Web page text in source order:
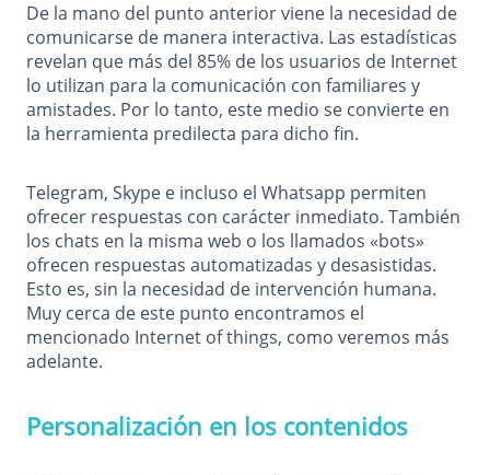
De la mano del punto anterior viene la necesidad de
comunicarse de manera interactiva. Las estadísticas
revelan que más del 85% de los usuarios de Internet
lo utilizan para la comunicación con familiares y
amistades. Por lo tanto, este medio se convierte en
la herramienta predilecta para dicho fin.
Telegram, Skype e incluso el Whatsapp permiten
ofrecer respuestas con carácter inmediato. También
los chats en la misma web o los llamados «bots»
ofrecen respuestas automatizadas y desasistidas.
Esto es, sin la necesidad de intervención humana.
Muy cerca de este punto encontramos el
mencionado Internet of things, como veremos más
adelante.
Personalización en los contenidos